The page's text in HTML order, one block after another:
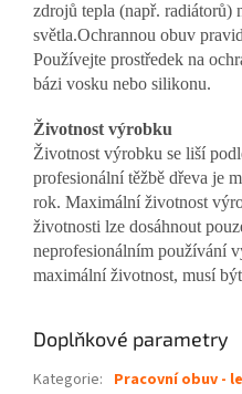
zdrojů tepla (např. radiátorů)
světla.Ochrannou obuv
Používejte prostředek na
bázi vosku nebo silikonu.
Životnost výrobku
Životnost výrobku se liší
profesionální těžbě dřeva je
rok. Maximální životnost
životnosti lze dosáhnout
neprofesionálním používání
maximální životnost, musí
Doplňkové parametry
Kategorie: Pracovní obuv -